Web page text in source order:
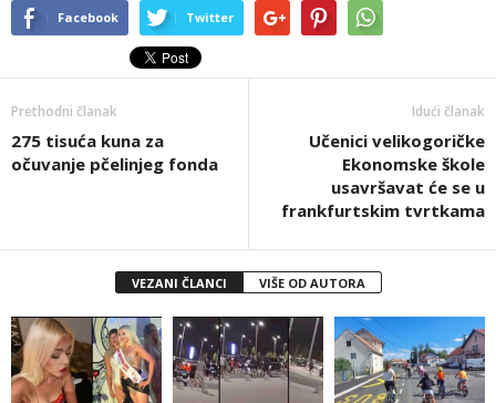
Facebook Twitter
Prethodni članak
275 tisuća kuna za
očuvanje pčelinjeg fonda
Idući članak
Učenici velikogoričke
Ekonomske škole
usavršavat će se u
frankfurtskim tvrtkama
VEZANI ČLANCI VIŠE OD AUTORA